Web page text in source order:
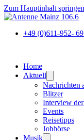
Zum Hauptinhalt springen
+49 (0)611-952-
Home
Aktuell
Nachrichten
Blitzer
Interview
Events
Reisetipps
Jobbörse
Musik